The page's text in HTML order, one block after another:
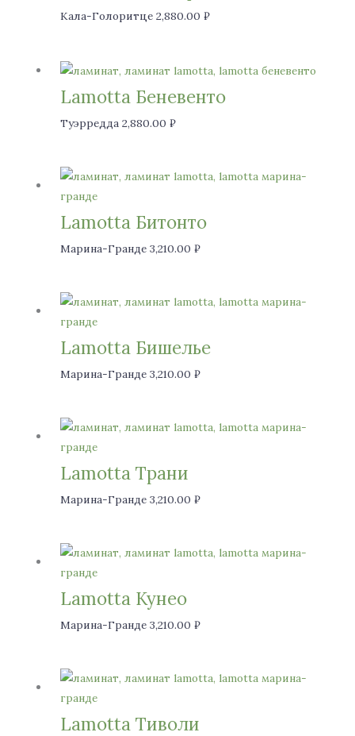
Кала-Голоритце 2,880.00 ₽
Lamotta Беневенто
Туэрредда 2,880.00 ₽
Lamotta Битонто
Марина-Гранде 3,210.00 ₽
Lamotta Бишелье
Марина-Гранде 3,210.00 ₽
Lamotta Трани
Марина-Гранде 3,210.00 ₽
Lamotta Кунео
Марина-Гранде 3,210.00 ₽
Lamotta Тиволи